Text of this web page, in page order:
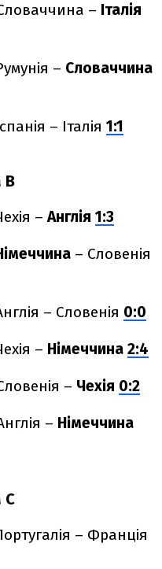
– Італія
– Словаччина
– Італія 1:1
B
–Англія 1:3
– Словенія
– Словенія 0:0
– Німеччина 2:4
– Чехія 0:2
– Німеччина
C
– Франція